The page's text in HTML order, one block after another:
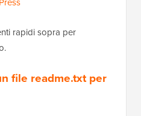
rapidi sopra per
file readme.txt per